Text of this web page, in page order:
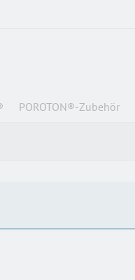
POROTON®-Zubehör